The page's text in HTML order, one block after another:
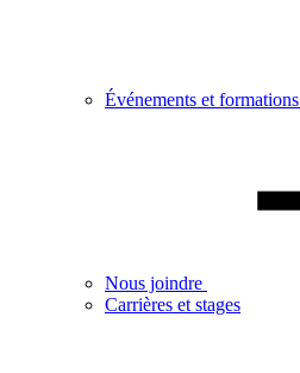
Événements et formations
Nous joindre
Carrières et stages